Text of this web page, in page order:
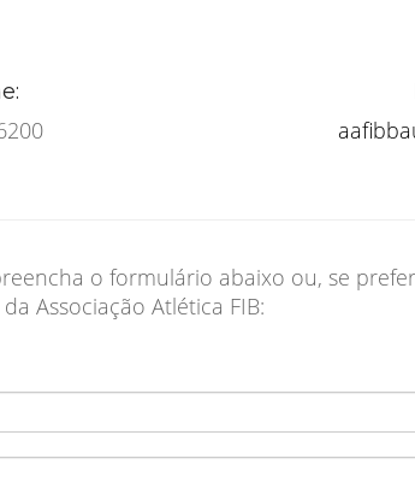
o formulário abaixo ou, se
Associação Atlética FIB: